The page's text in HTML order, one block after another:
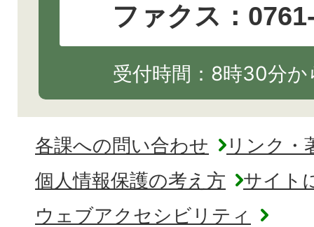
ファクス：
受付時間：8時30分
各課への問い合わせ
リンク・
個人情報保護の考え方
サイト
ウェブアクセシビリティ